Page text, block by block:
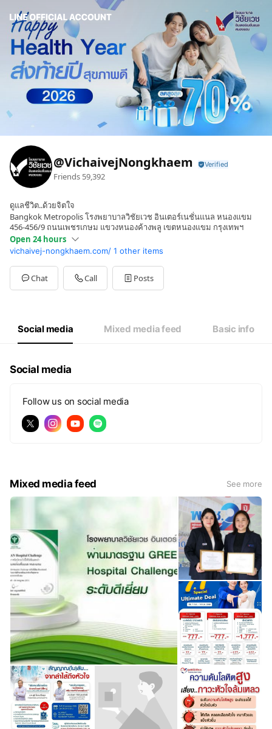
@VichaivejNongkhaem
Friends 59,392
ดูแลชีวิต..ด้วยจิตใจ
Bangkok Metropolis โรงพยาบาลวิชัยเวช อินเตอร์เนชั่นแนล หนองแขม
456-456/9 ถนนเพชรเกษม แขวงหนองค้างพลู เขตหนองแขม กรุงเทพฯ
Open 24 hours
SunOpen 24 hours
MonOpen 24 hours
TueOpen 24 hours
WedOpen 24 hours
Open 24 hours
vichaivej-nongkhaem.com/ 1 other items
Chat Call Posts
Social media Mixed media feed Basic info
Social media
Follow us on social media
Mixed media feed See more